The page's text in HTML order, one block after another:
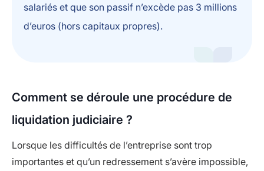
salariés et que son passif n’excède pas 3 millions
d’euros (hors capitaux propres).
Comment se déroule une procédure de
liquidation judiciaire ?
Lorsque les difficultés de l’entreprise sont trop
importantes et qu’un redressement s’avère impossible,